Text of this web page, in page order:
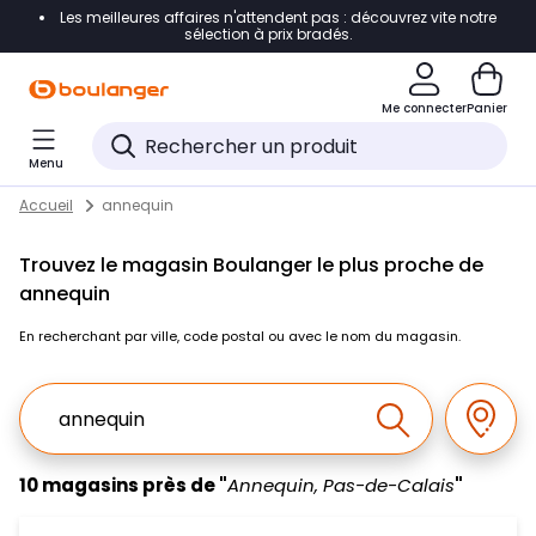
Accéder directement à la navigation
Accéder directement au pied de page
Accéder directement au chatbot
Les meilleures affaires n'attendent pas : découvrez vite notre
sélection à prix bradés.
Me connecterPanier
Menu
Skip to content
Return to Nav
Accueil annequin
Trouvez le magasin Boulanger le plus proche de
annequin
En recherchant par ville, code postal ou avec le nom du magasin.
Ville, Region, Code postal ou Ville & Pays
Effectuer la
10 magasins près de "Annequin, Pas-de-Calais"